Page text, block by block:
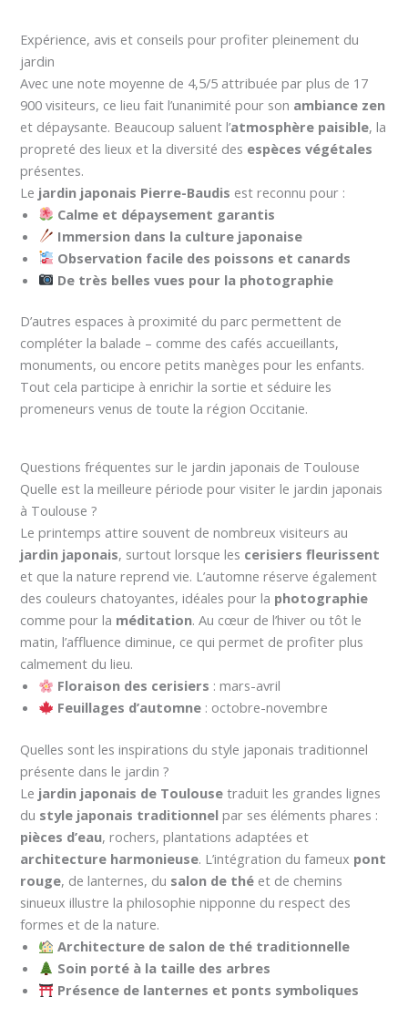
Expérience, avis et conseils pour profiter pleinement du
jardin
Avec une note moyenne de 4,5/5 attribuée par plus de 17
900 visiteurs, ce lieu fait l’unanimité pour son ambiance zen
et dépaysante. Beaucoup saluent l’atmosphère paisible, la
propreté des lieux et la diversité des espèces végétales
présentes.
Le jardin japonais Pierre-Baudis est reconnu pour :
Calme et dépaysement garantis
Immersion dans la culture japonaise
Observation facile des poissons et canards
De très belles vues pour la photographie
D’autres espaces à proximité du parc permettent de
compléter la balade – comme des cafés accueillants,
monuments, ou encore petits manèges pour les enfants.
Tout cela participe à enrichir la sortie et séduire les
promeneurs venus de toute la région Occitanie.
Questions fréquentes sur le jardin japonais de Toulouse
Quelle est la meilleure période pour visiter le jardin japonais
à Toulouse ?
Le printemps attire souvent de nombreux visiteurs au
jardin japonais, surtout lorsque les cerisiers fleurissent
et que la nature reprend vie. L’automne réserve également
des couleurs chatoyantes, idéales pour la photographie
comme pour la méditation. Au cœur de l’hiver ou tôt le
matin, l’affluence diminue, ce qui permet de profiter plus
calmement du lieu.
Floraison des cerisiers : mars-avril
Feuillages d’automne : octobre-novembre
Quelles sont les inspirations du style japonais traditionnel
présente dans le jardin ?
Le jardin japonais de Toulouse traduit les grandes lignes
du style japonais traditionnel par ses éléments phares :
pièces d’eau, rochers, plantations adaptées et
architecture harmonieuse. L’intégration du fameux pont
rouge, de lanternes, du salon de thé et de chemins
sinueux illustre la philosophie nipponne du respect des
formes et de la nature.
Architecture de salon de thé traditionnelle
Soin porté à la taille des arbres
Présence de lanternes et ponts symboliques